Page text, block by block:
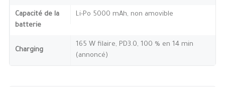
Capacité de la
batterie
Li-Po 5000 mAh, non amovible
Charging
165 W filaire, PD3.0, 100 % en 14 min
(annoncé)